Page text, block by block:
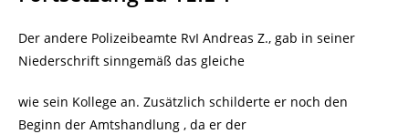
Der andere Polizeibeamte RvI Andreas Z., gab in seiner
Niederschrift sinngemäß das gleiche
wie sein Kollege an. Zusätzlich schilderte er noch den
Beginn der Amtshandlung , da er der